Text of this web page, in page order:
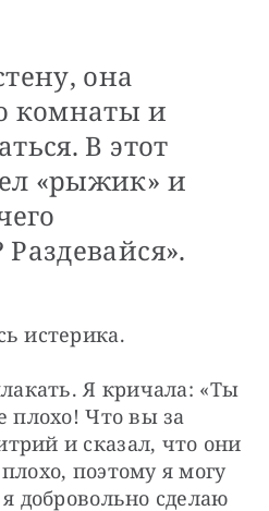
она
комнаты и
В этот
«рыжик» и
истерика.
Я кричала: «Ты
плохо! Что вы за
и сказал, что они
поэтому я могу
добровольно сделаю